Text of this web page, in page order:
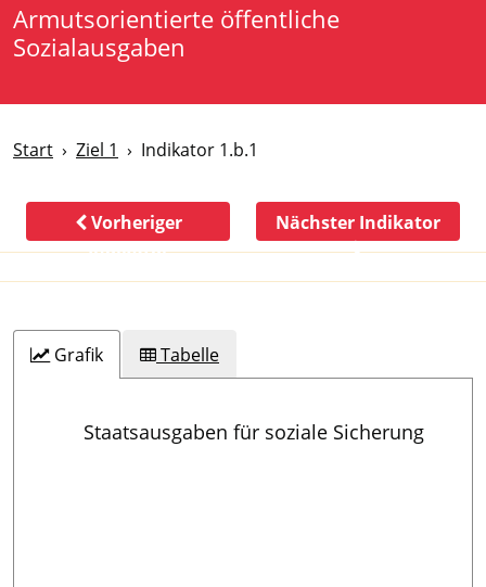
Armutsorientierte öffentliche
Sozialausgaben
Start Ziel 1 Indikator 1.b.1
Vorheriger
Indikator
Nächster Indikator
Grafik Tabelle
Staatsausgaben für soziale Sicherung